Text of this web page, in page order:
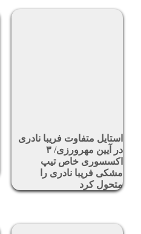
استایل متفاوت فریبا نادری
در آیین مهرورزی/ ۳
اکسسوری خاص تیپ
مشکی فریبا نادری را
متحول کرد